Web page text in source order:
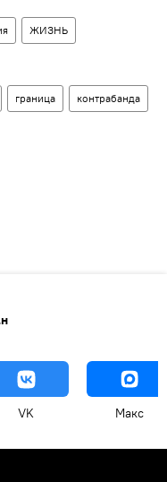
ЖИЗНЬ
граница контрабанда
VK Макс